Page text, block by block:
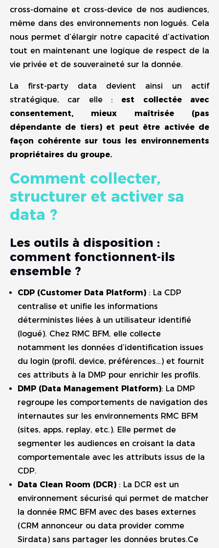
cross-domaine et cross-device de nos audiences,
même dans des environnements non logués. Cela
nous permet d’élargir notre capacité d’activation
tout en maintenant une logique de respect de la
vie privée et de souveraineté sur la donnée.
La first-party data devient ainsi un actif
stratégique, car elle : est collectée avec
consentement, mieux maîtrisée (pas
dépendante de tiers) et peut être activée de
façon cohérente sur tous les environnements
propriétaires du groupe.
Comment collecter,
structurer et activer sa
data ?
Les outils à disposition :
comment fonctionnent-ils
ensemble ?
CDP (Customer Data Platform) : La CDP
centralise et unifie les informations
déterministes liées à un utilisateur identifié
(logué). Chez RMC BFM, elle collecte
notamment les données d’identification issues
du login (profil, device, préférences…) et fournit
ces attributs à la DMP pour enrichir les profils.
DMP (Data Management Platform): La DMP
regroupe les comportements de navigation des
internautes sur les environnements RMC BFM
(sites, apps, replay, etc.). Elle permet de
segmenter les audiences en croisant la data
comportementale avec les attributs issus de la
CDP.
Data Clean Room (DCR) : La DCR est un
environnement sécurisé qui permet de matcher
la donnée RMC BFM avec des bases externes
(CRM annonceur ou data provider comme
Sirdata) sans partager les données brutes.Ce